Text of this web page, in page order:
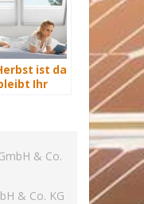
ist da
Ihr
& Co.
& Co. KG